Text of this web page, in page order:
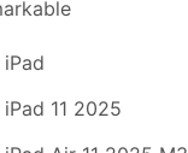
11 2025